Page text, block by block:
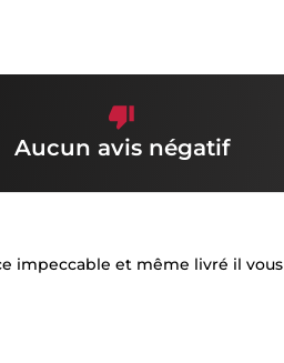
Aucun avis négatif
impeccable et même livré il vous